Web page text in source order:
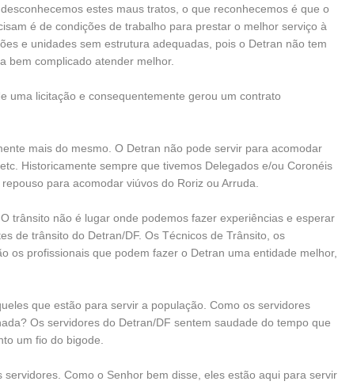
estes maus tratos, o que reconhecemos é que o
é de condições de trabalho para prestar o melhor serviço à
e unidades sem estrutura adequadas, pois o Detran não tem
bem complicado atender melhor.
uma licitação e consequentemente gerou um contrato
mais do mesmo. O Detran não pode servir para acomodar
Historicamente sempre que tivemos Delegados e/ou Coronéis
para acomodar viúvos do Roriz ou Arruda.
trânsito não é lugar onde podemos fazer experiências e esperar
de trânsito do Detran/DF. Os Técnicos de Trânsito, os
os profissionais que podem fazer o Detran uma entidade melhor,
que estão para servir a população. Como os servidores
Os servidores do Detran/DF sentem saudade do tempo que
um fio do bigode.
Como o Senhor bem disse, eles estão aqui para servir